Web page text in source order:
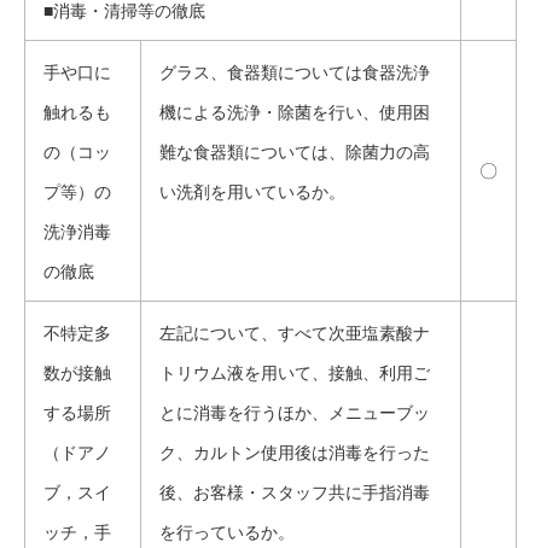
■消毒・清掃等の徹底
手や口に
触れるも
の（コッ
プ等）の
洗浄消毒
の徹底
グラス、食器類については食器洗浄
機による洗浄・除菌を行い、使用困
難な食器類については、除菌力の高
い洗剤を用いているか。
〇
不特定多
数が接触
する場所
（ドアノ
ブ，スイ
ッチ，手
左記について、すべて次亜塩素酸ナ
トリウム液を用いて、接触、利用ご
とに消毒を行うほか、メニューブッ
ク、カルトン使用後は消毒を行った
後、お客様・スタッフ共に手指消毒
を行っているか。